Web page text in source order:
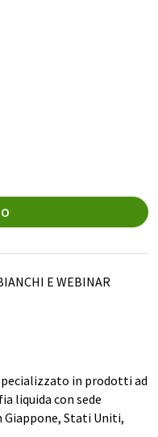
E WEBINAR
in prodotti ad
liquida con sede
Giappone, Stati Uniti,